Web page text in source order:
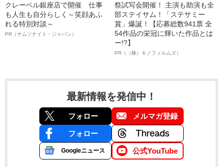
クレーベル銀座店で開催 仕事
も人生も自分らしく～笑顔あふ
れる特別対談～
PR（サムソナイト・ジャパン）
祭試写会開催！ 主演も助演も全
部ステイサム！「ステサミー
賞」爆誕！【応募総数941票 全
54作品の栄冠に輝いた作品とは
ー!?】
PR（（株）キノフィルムズ）
最新情報を発信中！
フォロー メルマガ登録
フォロー
Googleニュース 公式YouTube